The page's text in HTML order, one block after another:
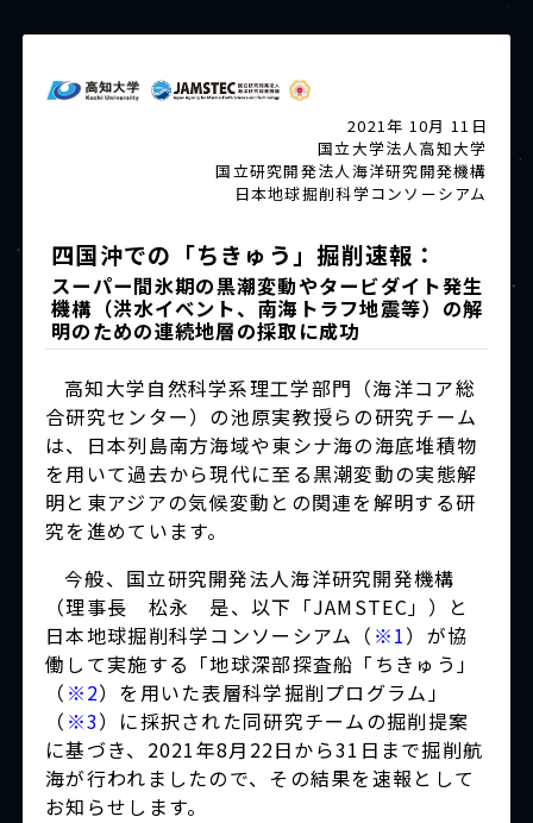
2021年 10月 11日
国立大学法人高知大学
国立研究開発法人海洋研究開発機構
日本地球掘削科学コンソーシアム
四国沖での「ちきゅう」掘削速報：
スーパー間氷期の黒潮変動やタービダイト発生
機構（洪水イベント、南海トラフ地震等）の解
明のための連続地層の採取に成功
高知大学自然科学系理工学部門（海洋コア総
合研究センター）の池原実教授らの研究チーム
は、日本列島南方海域や東シナ海の海底堆積物
を用いて過去から現代に至る黒潮変動の実態解
明と東アジアの気候変動との関連を解明する研
究を進めています。
今般、国立研究開発法人海洋研究開発機構
（理事長 松永 是、以下「JAMSTEC」）と
日本地球掘削科学コンソーシアム（ ※1）が協
働して実施する「地球深部探査船「ちきゅう」
（ ※2）を用いた表層科学掘削プログラム」
（ ※3）に採択された同研究チームの掘削提案
に基づき、2021年8月22日から31日まで掘削航
海が行われましたので、その結果を速報として
お知らせします。